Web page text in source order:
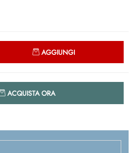
AGGIUNGI
ACQUISTA ORA